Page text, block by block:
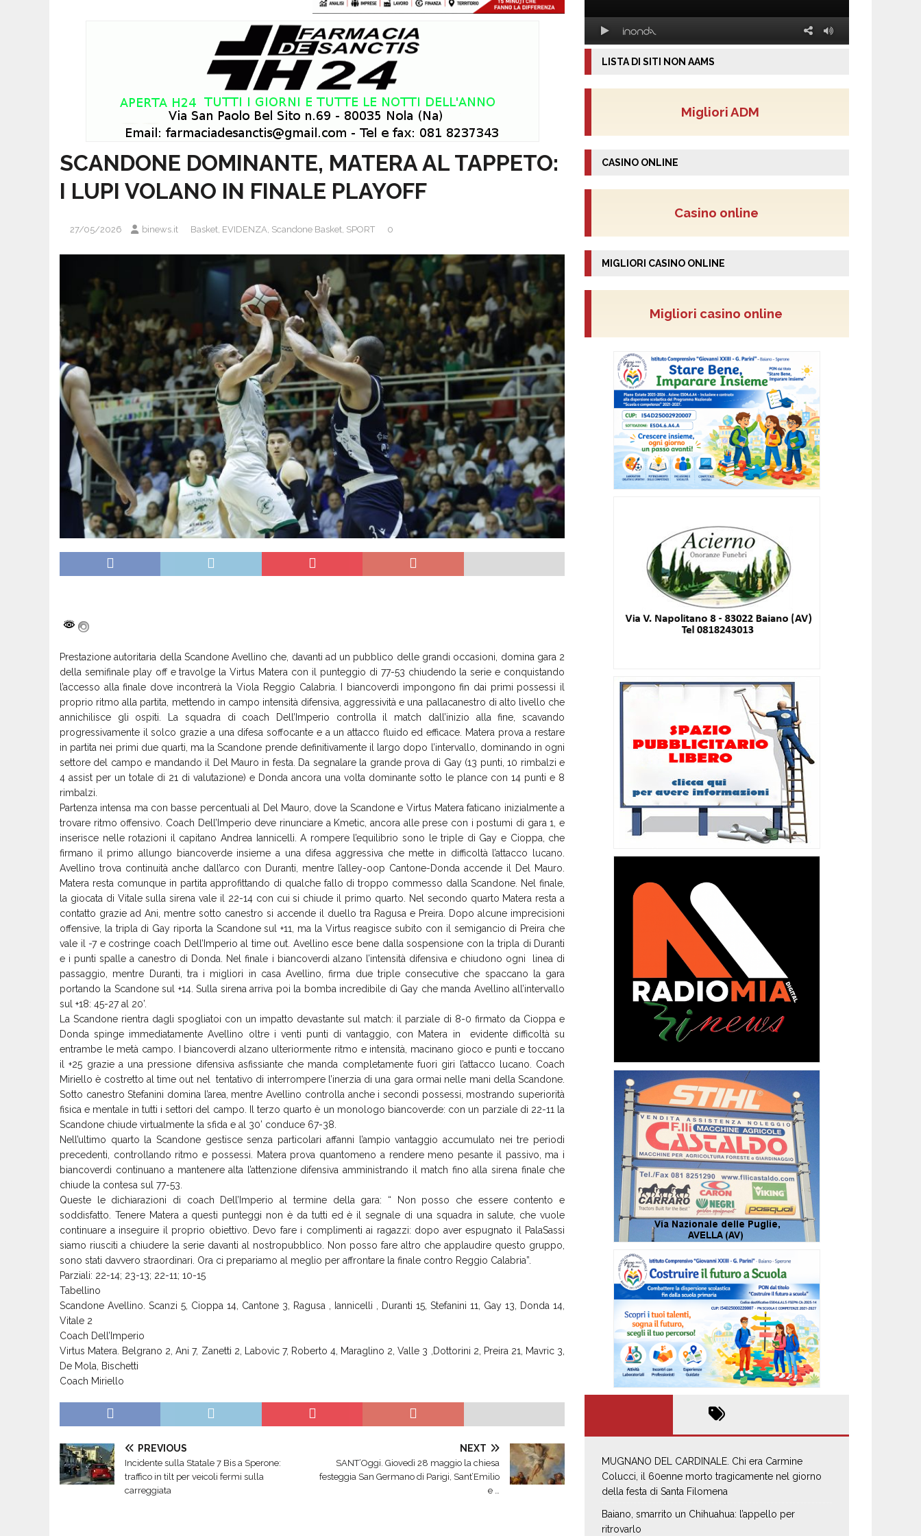
SCANDONE DOMINANTE, MATERA AL TAPPETO:
I LUPI VOLANO IN FINALE PLAYOFF
27/05/2026 binews.it Basket, EVIDENZA, Scandone Basket, SPORT 0
Prestazione autoritaria della Scandone Avellino che, davanti ad un pubblico delle grandi occasioni, domina gara 2
della semifinale play off e travolge la Virtus Matera con il punteggio di 77-53 chiudendo la serie e conquistando
l’accesso alla finale dove incontrerà la Viola Reggio Calabria. I biancoverdi impongono fin dai primi possessi il
proprio ritmo alla partita, mettendo in campo intensità difensiva, aggressività e una pallacanestro di alto livello che
annichilisce gli ospiti. La squadra di coach Dell’Imperio controlla il match dall’inizio alla fine, scavando
progressivamente il solco grazie a una difesa soffocante e a un attacco fluido ed efficace. Matera prova a restare
in partita nei primi due quarti, ma la Scandone prende definitivamente il largo dopo l’intervallo, dominando in ogni
settore del campo e mandando il Del Mauro in festa. Da segnalare la grande prova di Gay (13 punti, 10 rimbalzi e
4 assist per un totale di 21 di valutazione) e Donda ancora una volta dominante sotto le plance con 14 punti e 8
rimbalzi.
Partenza intensa ma con basse percentuali al Del Mauro, dove la Scandone e Virtus Matera faticano inizialmente a
trovare ritmo offensivo. Coach Dell’Imperio deve rinunciare a Kmetic, ancora alle prese con i postumi di gara 1, e
inserisce nelle rotazioni il capitano Andrea Iannicelli. A rompere l’equilibrio sono le triple di Gay e Cioppa, che
firmano il primo allungo biancoverde insieme a una difesa aggressiva che mette in difficoltà l’attacco lucano.
Avellino trova continuità anche dall’arco con Duranti, mentre l’alley-oop Cantone-Donda accende il Del Mauro.
Matera resta comunque in partita approfittando di qualche fallo di troppo commesso dalla Scandone. Nel finale,
la giocata di Vitale sulla sirena vale il 22-14 con cui si chiude il primo quarto. Nel secondo quarto Matera resta a
contatto grazie ad Ani, mentre sotto canestro si accende il duello tra Ragusa e Preira. Dopo alcune imprecisioni
offensive, la tripla di Gay riporta la Scandone sul +11, ma la Virtus reagisce subito con il semigancio di Preira che
vale il -7 e costringe coach Dell’Imperio al time out. Avellino esce bene dalla sospensione con la tripla di Duranti
e i punti spalle a canestro di Donda. Nel finale i biancoverdi alzano l’intensità difensiva e chiudono ogni linea di
passaggio, mentre Duranti, tra i migliori in casa Avellino, firma due triple consecutive che spaccano la gara
portando la Scandone sul +14. Sulla sirena arriva poi la bomba incredibile di Gay che manda Avellino all’intervallo
sul +18: 45-27 al 20’.
La Scandone rientra dagli spogliatoi con un impatto devastante sul match: il parziale di 8-0 firmato da Cioppa e
Donda spinge immediatamente Avellino oltre i venti punti di vantaggio, con Matera in evidente difficoltà su
entrambe le metà campo. I biancoverdi alzano ulteriormente ritmo e intensità, macinano gioco e punti e toccano
il +25 grazie a una pressione difensiva asfissiante che manda completamente fuori giri l’attacco lucano. Coach
Miriello è costretto al time out nel tentativo di interrompere l’inerzia di una gara ormai nelle mani della Scandone.
Sotto canestro Stefanini domina l’area, mentre Avellino controlla anche i secondi possessi, mostrando superiorità
fisica e mentale in tutti i settori del campo. Il terzo quarto è un monologo biancoverde: con un parziale di 22-11 la
Scandone chiude virtualmente la sfida e al 30’ conduce 67-38.
Nell’ultimo quarto la Scandone gestisce senza particolari affanni l’ampio vantaggio accumulato nei tre periodi
precedenti, controllando ritmo e possessi. Matera prova quantomeno a rendere meno pesante il passivo, ma i
biancoverdi continuano a mantenere alta l’attenzione difensiva amministrando il match fino alla sirena finale che
chiude la contesa sul 77-53.
Queste le dichiarazioni di coach Dell’Imperio al termine della gara: “ Non posso che essere contento e
soddisfatto. Tenere Matera a questi punteggi non è da tutti ed è il segnale di una squadra in salute, che vuole
continuare a inseguire il proprio obiettivo. Devo fare i complimenti ai ragazzi: dopo aver espugnato il PalaSassi
siamo riusciti a chiudere la serie davanti al nostropubblico. Non posso fare altro che applaudire questo gruppo,
sono stati davvero straordinari. Ora ci prepariamo al meglio per affrontare la finale contro Reggio Calabria”.
Parziali: 22-14; 23-13; 22-11; 10-15
Tabellino
Scandone Avellino. Scanzi 5, Cioppa 14, Cantone 3, Ragusa , Iannicelli , Duranti 15, Stefanini 11, Gay 13, Donda 14,
Vitale 2
Coach Dell’Imperio
Virtus Matera. Belgrano 2, Ani 7, Zanetti 2, Labovic 7, Roberto 4, Maraglino 2, Valle 3 ,Dottorini 2, Preira 21, Mavric 3,
De Mola, Bischetti
Coach Miriello
PREVIOUS
Incidente sulla Statale 7 Bis a Sperone:
traffico in tilt per veicoli fermi sulla
carreggiata
NEXT
SANT’Oggi. Giovedì 28 maggio la chiesa
festeggia San Germano di Parigi, Sant’Emilio
e …
LISTA DI SITI NON AAMS
Migliori ADM
CASINO ONLINE
Casino online
MIGLIORI CASINO ONLINE
Migliori casino online
MUGNANO DEL CARDINALE. Chi era Carmine
Colucci, il 60enne morto tragicamente nel giorno
della festa di Santa Filomena
Baiano, smarrito un Chihuahua: l’appello per
ritrovarlo